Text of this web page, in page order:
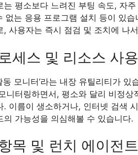
는 평소보다 느려진 부팅 속도, 자
없는 응용 프로그램 설치 등이 있
, 사용자는 즉시 점검 및 조치에 나
세스 및 리소스 사
동 모니터’라는 내장 유틸리티가
니터링하면서, 평소와 달리 비정
. 이름이 생소하거나, 인터넷 검색
의 가능성을 의심해볼 수 있습니다.
목 및 런치 에이전